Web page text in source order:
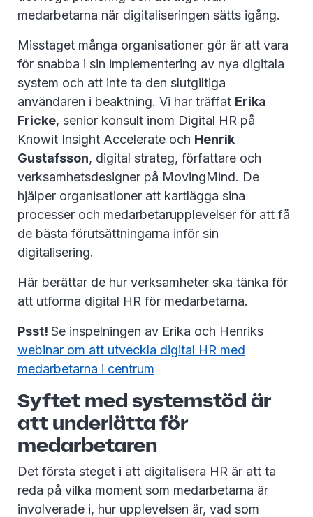
medarbetarna när digitaliseringen sätts igång.
Misstaget många organisationer gör är att vara
för snabba i sin implementering av nya digitala
system och att inte ta den slutgiltiga
användaren i beaktning. Vi har träffat Erika
Fricke, senior konsult inom Digital HR på
Knowit Insight Accelerate och Henrik
Gustafsson, digital strateg, författare och
verksamhetsdesigner på MovingMind. De
hjälper organisationer att kartlägga sina
processer och medarbetarupplevelser för att få
de bästa förutsättningarna inför sin
digitalisering.
Här berättar de hur verksamheter ska tänka för
att utforma digital HR för medarbetarna.
Psst! Se inspelningen av Erika och Henriks
webinar om att utveckla digital HR med
medarbetarna i centrum
Syftet med systemstöd är
att underlätta för
medarbetaren
Det första steget i att digitalisera HR är att ta
reda på vilka moment som medarbetarna är
involverade i, hur upplevelsen är, vad som